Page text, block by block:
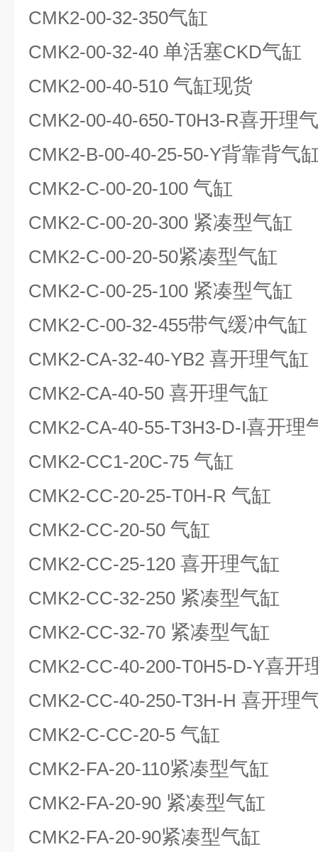
CMK2-00-32-350气缸
CMK2-00-32-40 单活塞CKD气缸
CMK2-00-40-510 气缸现货
CMK2-00-40-650-T0H3-R喜开理
CMK2-B-00-40-25-50-Y背靠背气
CMK2-C-00-20-100 气缸
CMK2-C-00-20-300 紧凑型气缸
CMK2-C-00-20-50紧凑型气缸
CMK2-C-00-25-100 紧凑型气缸
CMK2-C-00-32-455带气缓冲气缸
CMK2-CA-32-40-YB2 喜开理气缸
CMK2-CA-40-50 喜开理气缸
CMK2-CA-40-55-T3H3-D-I喜开理
CMK2-CC1-20C-75 气缸
CMK2-CC-20-25-T0H-R 气缸
CMK2-CC-20-50 气缸
CMK2-CC-25-120 喜开理气缸
CMK2-CC-32-250 紧凑型气缸
CMK2-CC-32-70 紧凑型气缸
CMK2-CC-40-200-T0H5-D-Y喜开
CMK2-CC-40-250-T3H-H 喜开理
CMK2-C-CC-20-5 气缸
CMK2-FA-20-110紧凑型气缸
CMK2-FA-20-90 紧凑型气缸
CMK2-FA-20-90紧凑型气缸